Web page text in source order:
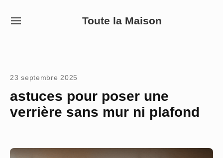
Toute la Maison
SITE
23 septembre 2025
astuces pour poser une
verrière sans mur ni plafond